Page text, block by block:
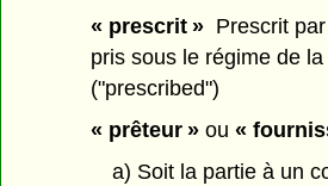
« prescrit » Prescrit
pris sous le régime de
("prescribed")
« prêteur » ou«
a) Soit la partie à un